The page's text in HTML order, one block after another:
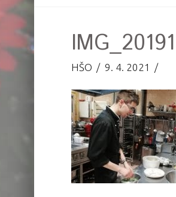
HŠO 9. 4. 2021